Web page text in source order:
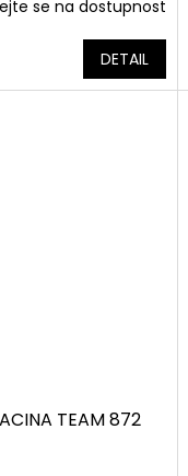
se na dostupnost
DETAIL
TEAM 872